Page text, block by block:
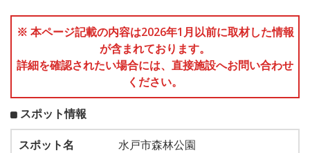
※ 本ページ記載の内容は2026年1月以前に取材した情報
が含まれております。
詳細を確認されたい場合には、直接施設へお問い合わせ
ください。
スポット情報
スポット名
水戸市森林公園